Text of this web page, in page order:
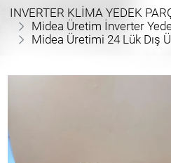
INVERTER KLİMA YEDEK
Midea Üretim İnverter
Midea Üretimi 24 Lük Dış